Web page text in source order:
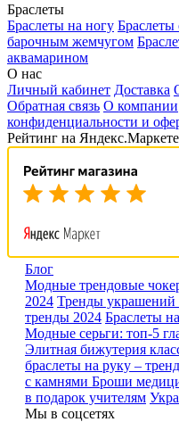
Браслеты
Браслеты на ногу Браслеты
барочным жемчугом
аквамарином
О нас
Личный кабинет Доставка
Обратная связь О компании
конфиденциальности и
Рейтинг на Яндекс.Маркете
Блог
Модные трендовые
2024 Тренды украшений
тренды 2024 Браслеты
Модные серьги: топ-5
Элитная бижутерия
браслеты на руку –
с камнями Броши
в подарок учителям
Мы в соцсетях